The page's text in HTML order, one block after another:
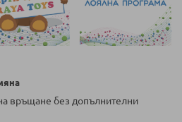
връщане без допълнителни